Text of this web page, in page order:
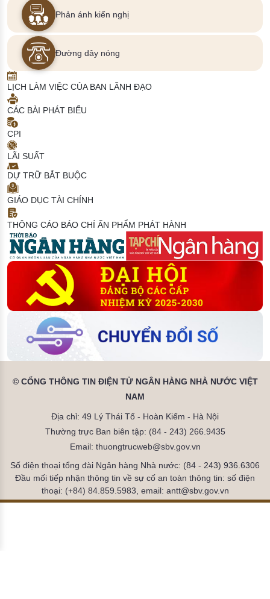
Phản ánh kiến nghị
Đường dây nóng
LỊCH LÀM VIỆC CỦA BAN LÃNH ĐẠO
CÁC BÀI PHÁT BIỂU
CPI
LÃI SUẤT
DỰ TRỮ BẮT BUỘC
GIÁO DỤC TÀI CHÍNH
THÔNG CÁO BÁO CHÍ ẤN PHẨM PHÁT HÀNH
© CỔNG THÔNG TIN ĐIỆN TỬ NGÂN HÀNG NHÀ NƯỚC VIỆT
NAM
Địa chỉ: 49 Lý Thái Tổ - Hoàn Kiếm - Hà Nội
Thường trực Ban biên tập: (84 - 243) 266.9435
Email: thuongtrucweb@sbv.gov.vn
Số điện thoại tổng đài Ngân hàng Nhà nước: (84 - 243) 936.6306
Đầu mối tiếp nhận thông tin về sự cố an toàn thông tin: số điện
thoại: (+84) 84.859.5983, email: antt@sbv.gov.vn